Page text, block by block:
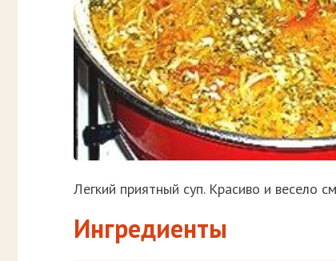
Легкий приятный суп. Красиво и весело
Ингредиенты